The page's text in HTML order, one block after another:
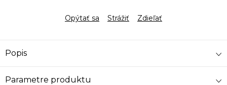
Opýtať sa Strážiť Zdieľať
Popis
Parametre produktu